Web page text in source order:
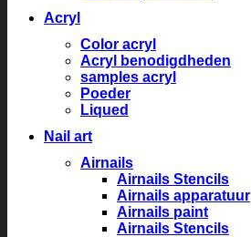
Acryl
Color acryl
Acryl benodigdheden
samples acryl
Poeder
Liqued
Nail art
Airnails
Airnails Stencils
Airnails apparatuur
Airnails paint
Airnails Stencils